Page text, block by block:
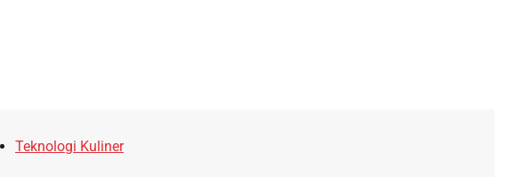
Teknologi Kuliner